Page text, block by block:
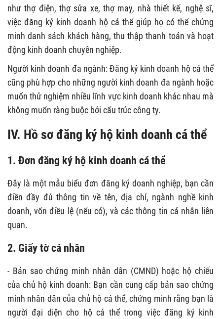
như thợ điện, thợ sửa xe, thợ may, nhà thiết kế, nghệ sĩ,
việc đăng ký kinh doanh hộ cá thể giúp họ có thể chứng
minh danh sách khách hàng, thu thập thanh toán và hoạt
động kinh doanh chuyên nghiệp.
Người kinh doanh đa ngành: Đăng ký kinh doanh hộ cá thể
cũng phù hợp cho những người kinh doanh đa ngành hoặc
muốn thử nghiệm nhiều lĩnh vực kinh doanh khác nhau mà
không muốn ràng buộc bởi cấu trúc công ty.
IV. Hồ sơ đăng ký hộ kinh doanh cá thể
1. Đơn đăng ký hộ kinh doanh cá thể
Đây là một mẫu biểu đơn đăng ký doanh nghiệp, bạn cần
điền đầy đủ thông tin về tên, địa chỉ, ngành nghề kinh
doanh, vốn điều lệ (nếu có), và các thông tin cá nhân liên
quan.
2. Giấy tờ cá nhân
- Bản sao chứng minh nhân dân (CMND) hoặc hộ chiếu
của chủ hộ kinh doanh: Bạn cần cung cấp bản sao chứng
minh nhân dân của chủ hộ cá thể, chứng minh rằng bạn là
người đại diện cho hộ cá thể trong việc đăng ký kinh